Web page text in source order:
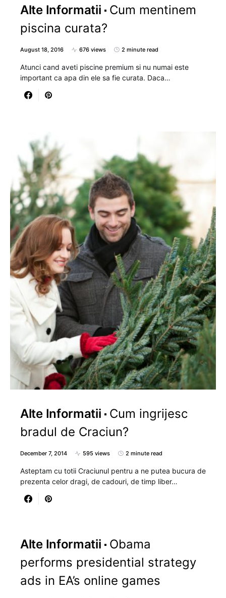
Alte Informatii
Cum mentinem
piscina curata?
August 18, 2016 676 views 2 minute read
Atunci cand aveti piscine premium si nu numai este
important ca apa din ele sa fie curata. Daca…
Alte Informatii
Cum ingrijesc
bradul de Craciun?
December 7, 2014 595 views 2 minute read
Asteptam cu totii Craciunul pentru a ne putea bucura de
prezenta celor dragi, de cadouri, de timp liber…
Alte Informatii
Obama
performs presidential strategy
ads in EA’s online games